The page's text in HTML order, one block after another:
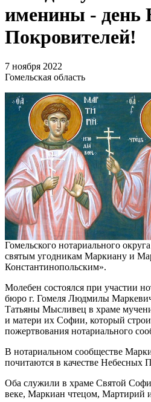
именины - день
Покровителей!
7 ноября 2022
Гомельская область
Гомельского нотариального
святым угодникам Маркиану и
Константинопольским».
Молебен состоялся при участии
бюро г. Гомеля Людмилы
Татьяны Мысливец в храме
и матери их Софии, который
пожертвования нотариального
В нотариальном сообществе
почитаются в качестве Небесных
Оба служили в храме Святой
веке, Маркиан чтецом, Мартирий